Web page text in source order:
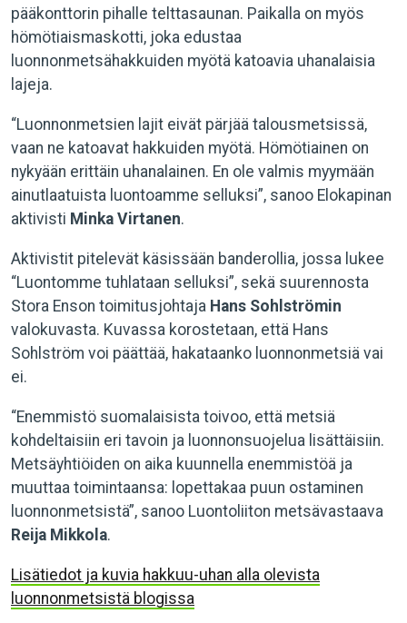
pääkonttorin pihalle telttasaunan. Paikalla on myös
hömötiaismaskotti, joka edustaa
luonnonmetsähakkuiden myötä katoavia uhanalaisia
lajeja.
“Luonnonmetsien lajit eivät pärjää talousmetsissä,
vaan ne katoavat hakkuiden myötä. Hömötiainen on
nykyään erittäin uhanalainen. En ole valmis myymään
ainutlaatuista luontoamme selluksi”, sanoo Elokapinan
aktivisti Minka Virtanen.
Aktivistit pitelevät käsissään banderollia, jossa lukee
“Luontomme tuhlataan selluksi”, sekä suurennosta
Stora Enson toimitusjohtaja Hans Sohlströmin
valokuvasta. Kuvassa korostetaan, että Hans
Sohlström voi päättää, hakataanko luonnonmetsiä vai
ei.
“Enemmistö suomalaisista toivoo, että metsiä
kohdeltaisiin eri tavoin ja luonnonsuojelua lisättäisiin.
Metsäyhtiöiden on aika kuunnella enemmistöä ja
muuttaa toimintaansa: lopettakaa puun ostaminen
luonnonmetsistä”, sanoo Luontoliiton metsävastaava
Reija Mikkola.
Lisätiedot ja kuvia hakkuu-uhan alla olevista
luonnonmetsistä blogissa